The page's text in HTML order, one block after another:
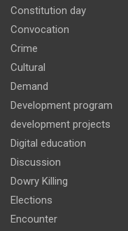
Constitution day
Convocation
Crime
Cultural
Demand
Development program
development projects
Digital education
Discussion
Dowry Killing
Elections
Encounter